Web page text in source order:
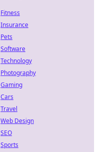
Fitness
Insurance
Pets
Software
Technology
Photography
Gaming
Cars
Travel
Web Design
SEO
Sports